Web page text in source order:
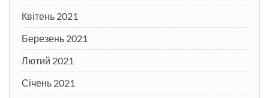
Квітень 2021
Березень 2021
Лютий 2021
Січень 2021